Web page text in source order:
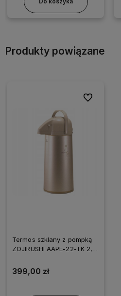
Produkty powiązane
Termos szklany z pompką
ZOJIRUSHI AAPE-22-TK 2,2
399,00 zł
Do ulubionych